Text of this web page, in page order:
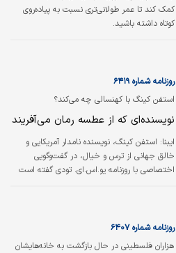
کمک کند تا عمر طولانی‌تری نسبت به پیاده‌روی
کوتاه داشته باشید.
استفن کینگ با کهنسالی چه می‌کند؟
روزنامه شماره ۶۴۱۹
نویسنده‌‌ای که از عطسه رمان می‌آفریند
ایبنا: استفن کینگ، نویسنده نامدار آمریکایی و
خالق جهانی از ترس و خیال، در گفت‌وگویی
اختصاصی با روزنامه یو.اس.ای. تودی گفته است
هزاران فلسطینی در حال بازگشت به خانه‌هایشان
روزنامه شماره ۶۴۰۷